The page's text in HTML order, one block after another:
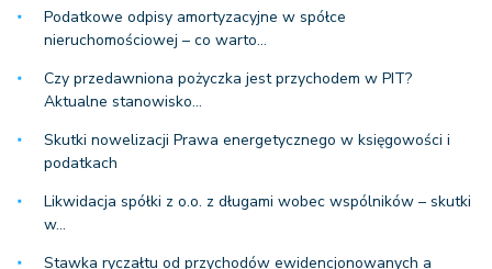
Podatkowe odpisy amortyzacyjne w spółce
nieruchomościowej – co warto…
Czy przedawniona pożyczka jest przychodem w PIT?
Aktualne stanowisko…
Skutki nowelizacji Prawa energetycznego w księgowości i
podatkach
Likwidacja spółki z o.o. z długami wobec wspólników – skutki
w…
Stawka ryczałtu od przychodów ewidencjonowanych a